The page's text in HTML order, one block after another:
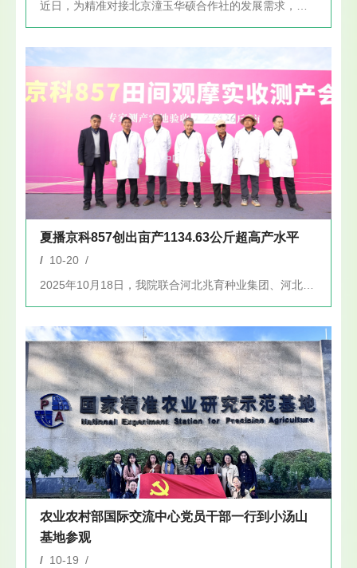
夏播京科857创出亩产1134.63公斤超高产水平
/ 10-20 /
农业农村部国际交流中心党员干部一行到小汤山
基地参观
/ 10-19 /